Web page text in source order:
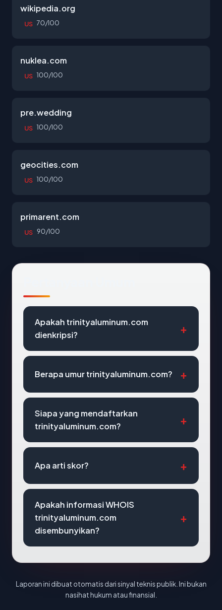
wikipedia.org
US 70/100
nuklea.com
US 100/100
pre.wedding
US 100/100
geocities.com
US 100/100
primarent.com
US 90/100
Apakah trinityaluminum.com
dienkripsi?
Berapa umur trinityaluminum.com?
Siapa yang mendaftarkan
trinityaluminum.com?
Apa arti skor?
Apakah informasi WHOIS
trinityaluminum.com
disembunyikan?
Laporan ini dibuat otomatis dari sinyal teknis publik. Ini bukan
nasihat hukum atau finansial.